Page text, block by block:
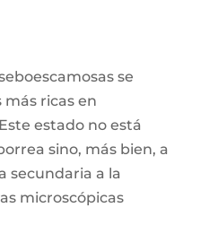
se
más ricas en
estado no está
sino, más bien, a
secundaria a la
microscópicas